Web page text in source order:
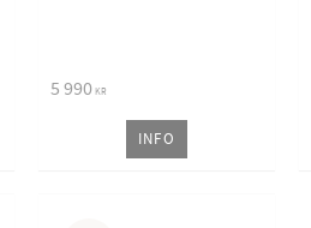
5 990 KR
INFO